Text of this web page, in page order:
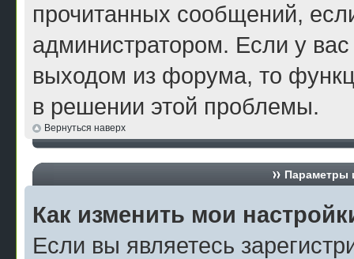
прочитанных сообщений,
администратором. Если у
выходом из форума, то
в решении этой проблемы.
Вернуться наверх
Параметры
Как изменить мои
Если вы являетесь